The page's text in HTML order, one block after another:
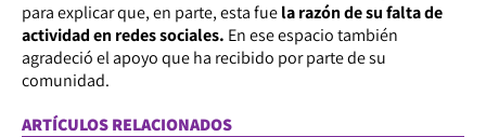
para explicar que, en parte, esta fuela razón de su falta de
actividad en redes sociales. En ese espacio también
agradeció el apoyo que ha recibido por parte de su
comunidad.
ARTÍCULOS RELACIONADOS